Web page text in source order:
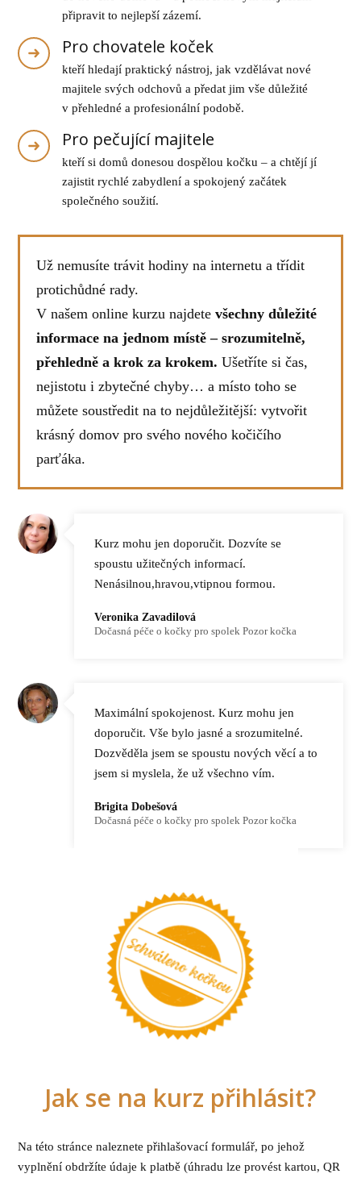
připravit to nejlepší zázemí.
Pro chovatele koček
kteří hledají praktický nástroj, jak vzdělávat nové
majitele svých odchovů a předat jim vše důležité
v přehledné a profesionální podobě.
Pro pečující majitele
kteří si domů donesou dospělou kočku – a chtějí jí
zajistit rychlé zabydlení a spokojený začátek
společného soužití.
Už nemusíte trávit hodiny na internetu a třídit
protichůdné rady.
V našem online kurzu najdetevšechny důležité
informace na jednom místě – srozumitelně,
přehledně a krok za krokem.Ušetříte si čas,
nejistotu i zbytečné chyby… a místo toho se
můžete soustředit na to nejdůležitější: vytvořit
krásný domov pro svého nového kočičího
parťáka.
Kurz mohu jen doporučit. Dozvíte se
spoustu užitečných informací.
Nenásilnou,hravou,vtipnou formou.
Veronika Zavadilová
Dočasná péče o kočky pro spolek Pozor kočka
Maximální spokojenost. Kurz mohu jen
doporučit. Vše bylo jasné a srozumitelné.
Dozvěděla jsem se spoustu nových věcí a to
jsem si myslela, že už všechno vím.
Brigita Dobešová
Dočasná péče o kočky pro spolek Pozor kočka
Jak se na kurz přihlásit?
Na této stránce naleznete přihlašovací formulář, po jehož
vyplnění obdržíte údaje k platbě (úhradu lze provést kartou, QR